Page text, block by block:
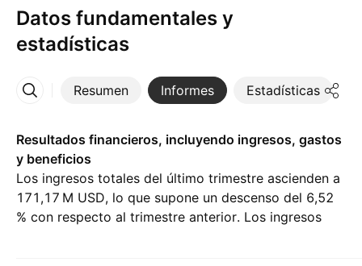
Datos fundamentales y
estadísticas
Resumen Informes Estadísticas
Más
Resultados financieros, incluyendo ingresos, gastos
y beneficios
Los ingresos totales del último trimestre ascienden a
‪171,17 M‬ USD, lo que supone un descenso del 6,52
% con respecto al trimestre anterior. Los ingresos